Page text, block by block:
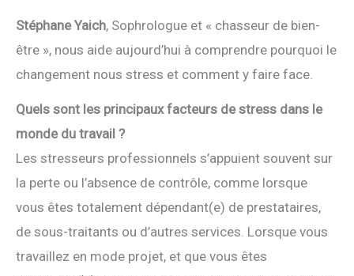
Stéphane Yaich, Sophrologue et « chasseur de bien-
être », nous aide aujourd’hui à comprendre pourquoi le
changement nous stress et comment y faire face.
Quels sont les principaux facteurs de stress dans le
monde du travail ?
Les stresseurs professionnels s’appuient souvent sur
la perte ou l’absence de contrôle, comme lorsque
vous êtes totalement dépendant(e) de prestataires,
de sous-traitants ou d’autres services. Lorsque vous
travaillez en mode projet, et que vous êtes